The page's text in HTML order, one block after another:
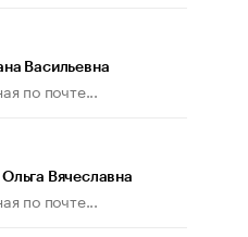
Васильевна
по почте...
Вячеславна
по почте...